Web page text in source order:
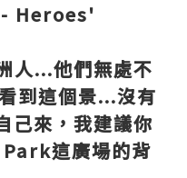
- Heroes'
人...他們無處不
到這個景...沒有
己來 ， 我建議你
這廣場的背